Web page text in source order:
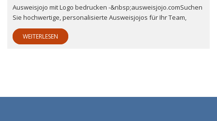
Ausweisjojo mit Logo bedrucken -&nbsp;ausweisjojo.comSuchen
Sie hochwertige, personalisierte Ausweisjojos für Ihr Team,
WEITERLESEN